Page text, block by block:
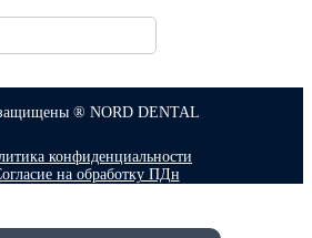
® NORD DENTAL
конфиденциальности
на обработку ПДн